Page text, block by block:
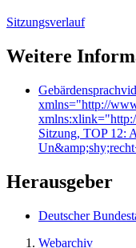
Sitzungsverlauf
Weitere
xmlns="http://
Sitzung, TOP 12:
Herausgeber
Deutscher
Webarchiv